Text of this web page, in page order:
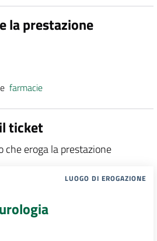
la prestazione
farmacie
ticket
che eroga la prestazione
LUOGO DI EROGAZIONE